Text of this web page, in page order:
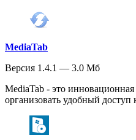
MediaTab
Версия 1.4.1 — 3.0 Мб
MediaTab - это
организовать удобный